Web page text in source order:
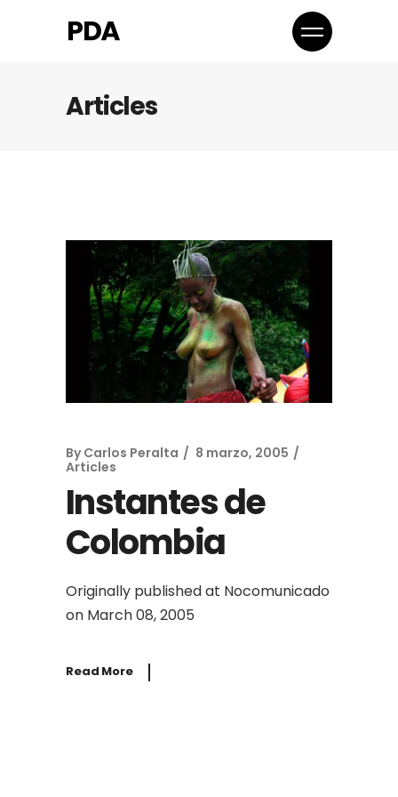
Articles
By Carlos Peralta
8 marzo, 2005
Articles
Instantes de
Colombia
Originally published at Nocomunicado
on March 08, 2005
Read More